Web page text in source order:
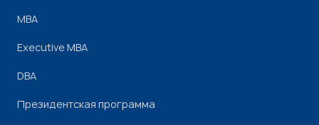
МВА
Executive MBA
DBA
Президентская программа